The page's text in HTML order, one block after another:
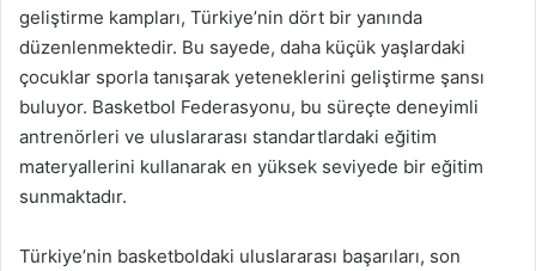
geliştirme kampları, Türkiye’nin dört bir yanında
düzenlenmektedir. Bu sayede, daha küçük yaşlardaki
çocuklar sporla tanışarak yeteneklerini geliştirme şansı
buluyor. Basketbol Federasyonu, bu süreçte deneyimli
antrenörleri ve uluslararası standartlardaki eğitim
materyallerini kullanarak en yüksek seviyede bir eğitim
sunmaktadır.
Türkiye’nin basketboldaki uluslararası başarıları, son